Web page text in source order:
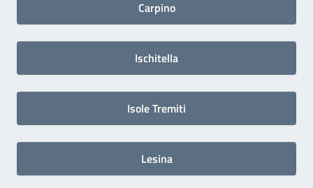
Carpino
Ischitella
Isole Tremiti
Lesina